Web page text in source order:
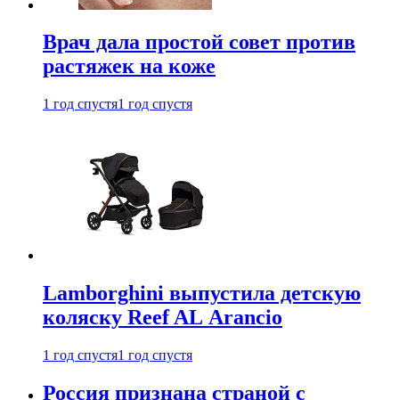
Врач дала простой совет против
растяжек на коже
1 год спустя1 год спустя
Lamborghini выпустила детскую
коляску Reef AL Arancio
1 год спустя1 год спустя
Россия признана страной с